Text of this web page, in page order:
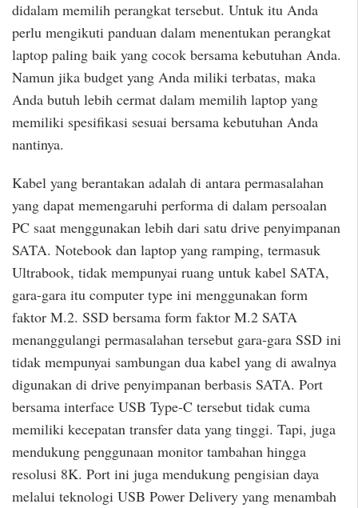
didalam memilih perangkat tersebut. Untuk itu Anda
perlu mengikuti panduan dalam menentukan perangkat
laptop paling baik yang cocok bersama kebutuhan Anda.
Namun jika budget yang Anda miliki terbatas, maka
Anda butuh lebih cermat dalam memilih laptop yang
memiliki spesifikasi sesuai bersama kebutuhan Anda
nantinya.
Kabel yang berantakan adalah di antara permasalahan
yang dapat memengaruhi performa di dalam persoalan
PC saat menggunakan lebih dari satu drive penyimpanan
SATA. Notebook dan laptop yang ramping, termasuk
Ultrabook, tidak mempunyai ruang untuk kabel SATA,
gara-gara itu computer type ini menggunakan form
faktor M.2. SSD bersama form faktor M.2 SATA
menanggulangi permasalahan tersebut gara-gara SSD ini
tidak mempunyai sambungan dua kabel yang di awalnya
digunakan di drive penyimpanan berbasis SATA. Port
bersama interface USB Type-C tersebut tidak cuma
memiliki kecepatan transfer data yang tinggi. Tapi, juga
mendukung penggunaan monitor tambahan hingga
resolusi 8K. Port ini juga mendukung pengisian daya
melalui teknologi USB Power Delivery yang menambah